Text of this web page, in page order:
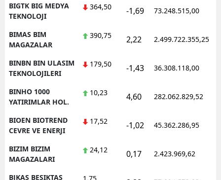
BIGTK BIG MEDYA
TEKNOLOJI
364,50 -1,69 73.248.515,00
BIMAS BIM
MAGAZALAR
390,75 2,22 2.499.722.355,25
BINBN BIN ULASIM
TEKNOLOJILERI
179,50 -1,43 36.308.118,00
BINHO 1000
YATIRIMLAR HOL.
10,23 4,60 282.062.829,52
BIOEN BIOTREND
CEVRE VE ENERJI
17,52 -1,02 45.362.286,95
BIZIM BIZIM
MAGAZALARI
24,12 0,17 2.423.969,62
BJKAS BESIKTAS